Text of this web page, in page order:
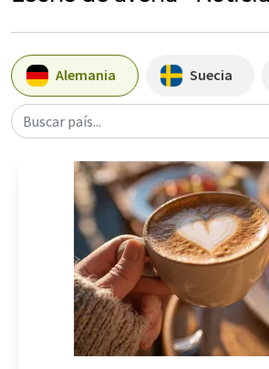
Alemania Suecia
Buscar país...